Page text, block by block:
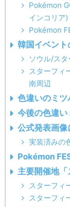
Pokémon
インコリア)
Pokémon
韓国イベン
ソウル/ス
スターフィ
南周辺
色違いのミツ
今後の色違
公式発表画
実装済みの
Pokémon
主要開催地「
スターフィ
スターフィ